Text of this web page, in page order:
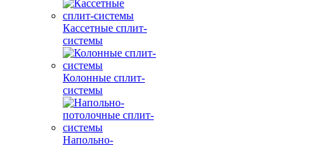
Кассетные сплит-
системы
Колонные сплит-
системы
Напольно-